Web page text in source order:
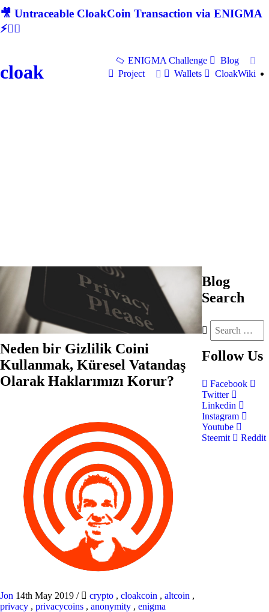
🎥 Untraceable CloakCoin Transaction via ENIGMA
⚡🕵‍♂
cloak
ENIGMA Challenge
Blog
Project
Wallets CloakWiki
Neden bir Gizlilik Coini
Kullanmak, Küresel Vatandaş
Olarak Haklarımızı Korur?
Jon 14th May 2019 / crypto , cloakcoin , altcoin ,
privacy , privacycoins , anonymity , enigma
Blog
Search
Follow Us
Facebook
Twitter
Linkedin
Instagram
Youtube
Steemit
Reddit